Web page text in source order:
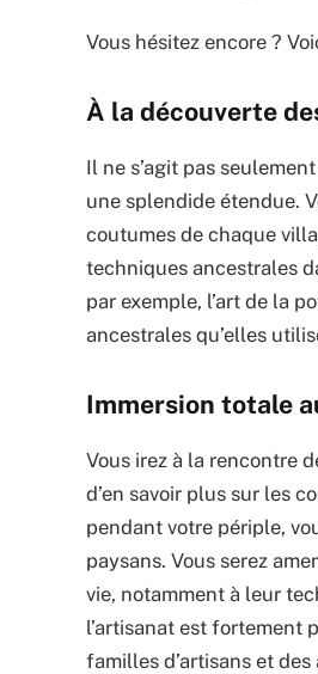
Vous hésitez encore ?
À la découverte
Il ne s’agit pas
une splendide étendue.
coutumes de chaque
techniques ancestrales
par exemple, l’art de la
ancestrales qu’elles
Immersion totale
Vous irez à la rencontre
d’en savoir plus sur les
pendant votre périple,
paysans. Vous serez
vie, notamment à leur
l’artisanat est fortement
familles d’artisans et